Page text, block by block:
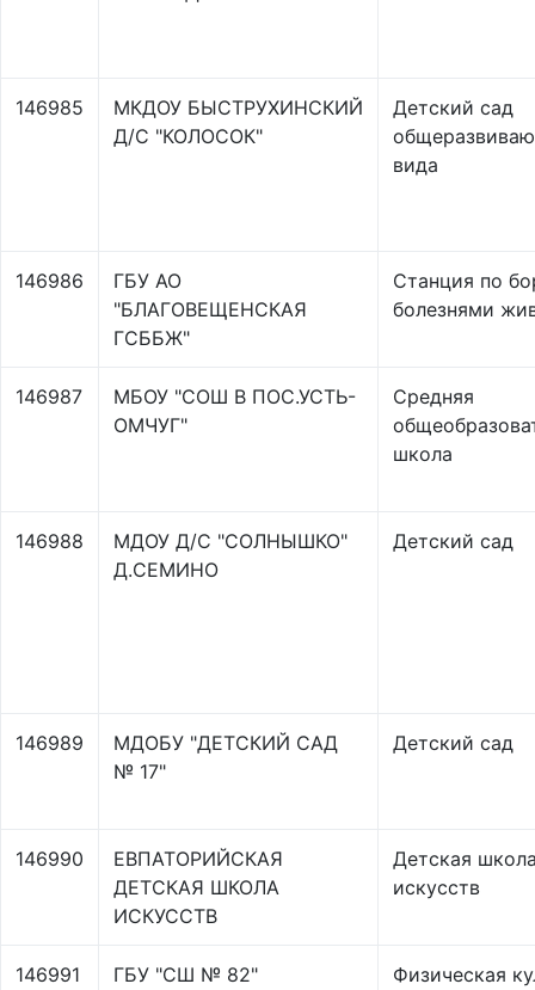
146985
МКДОУ БЫСТРУХИНСКИЙ
Д/С "КОЛОСОК"
Детский сад
вида
146986
ГБУ АО
"БЛАГОВЕЩЕНСКАЯ
ГСББЖ"
Станция по
болезнями
146987
МБОУ "СОШ В ПОС.УСТЬ-
ОМЧУГ"
Средняя
школа
146988
МДОУ Д/С "СОЛНЫШКО"
Д.СЕМИНО
Детский сад
146989
МДОБУ "ДЕТСКИЙ САД
№ 17"
Детский сад
146990
ЕВПАТОРИЙСКАЯ
ДЕТСКАЯ ШКОЛА
ИСКУССТВ
Детская
искусств
146991
ГБУ "СШ № 82"
Физическая